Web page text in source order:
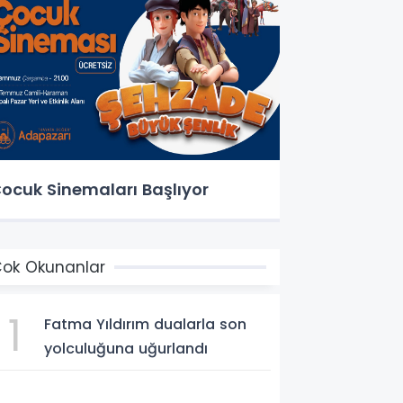
Sinemaları Başlıyor
Okunanlar
1
Fatma Yıldırım dualarla son
yolculuğuna uğurlandı